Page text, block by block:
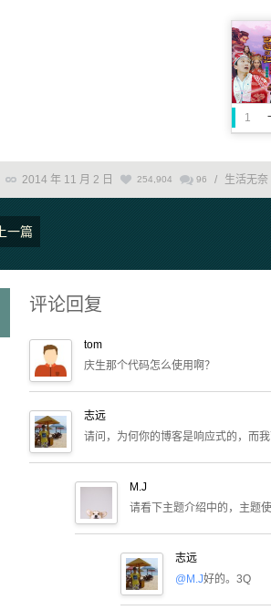
1
2014 年 11 月 2 日 254,904 96 / 生活无奈
上一篇
评论回复
tom
庆生那个代码怎么使用啊？
志远
请问，为何你的博客是响应式的，而
M.J
请看下主题介绍中的，主题
志远
@M.J好的。3Q